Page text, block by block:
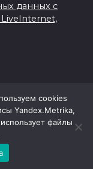
данных с
области
cookies
Yandex.Metrika,
файлы